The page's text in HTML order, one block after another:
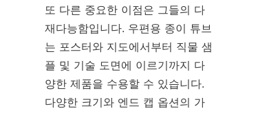
또 다른 중요한 이점은 그들의 다
재다능함입니다. 우편용 종이 튜브
는 포스터와 지도에서부터 직물 샘
플 및 기술 도면에 이르기까지 다
양한 제품을 수용할 수 있습니다.
다양한 크기와 엔드 캡 옵션의 가